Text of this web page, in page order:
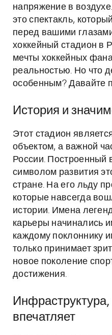
напряжение в
это спектакль,
перед вашими
хоккейный стадион в
мечты хоккейных
реальностью. Но что
особенным? Давайте
История и
Этот стадион
объектом, а важной
России. Построенный
символом развития
стране. На его льду
которые навсегда
истории. Имена
карьеры начинались
каждому поклоннику
только принимает
новое поколение
достижения.
Инфраструктура,
впечатляет